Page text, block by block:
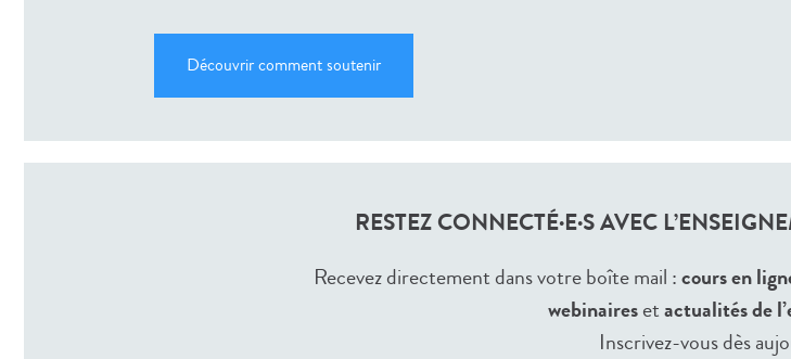
Découvrir comment soutenir
RESTEZ CONNECTÉ·E·S AVEC
Recevez directement dans votre boîte mail :cours en
webinairesetactualités de
Inscrivez-vous dès